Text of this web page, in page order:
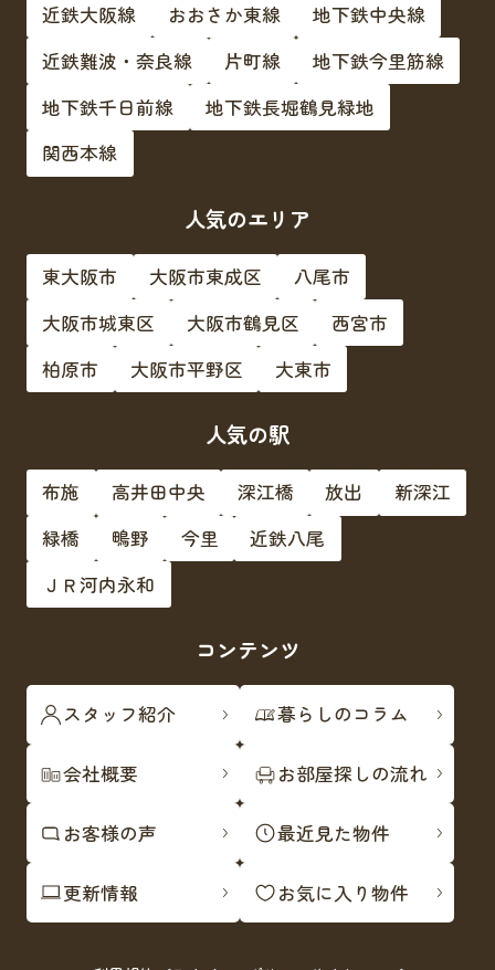
近鉄大阪線 おおさか東線
地下鉄中央線
近鉄難波・奈良線
片町線
地下鉄今里筋線
地下鉄千日前線
地下鉄長堀鶴見緑地
関西本線
人気のエリア
東大阪市 大阪市東成区
八尾市
大阪市城東区
大阪市鶴見区
西宮市
柏原市
大阪市平野区 大東市
人気の駅
布施 高井田中央 深江橋 放出
新深江
緑橋
鴫野 今里
近鉄八尾
ＪＲ河内永和
コンテンツ
スタッフ紹介 暮らしのコラム
会社概要 お部屋探しの流れ
お客様の声 最近見た物件
更新情報 お気に入り物件